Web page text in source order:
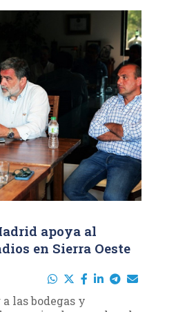
apoya al
en Sierra Oeste
las bodegas y